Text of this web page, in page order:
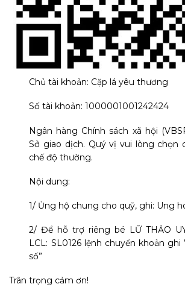
Chủ tài khoản: Cặp lá yêu thương
Số tài khoản: 1000001001242424
Ngân hàng Chính sách xã hội
Sở giao dịch. Quý vị vui lòng chọn
chế độ thường.
Nội dung:
1/ Ủng hộ chung cho quỹ, ghi: Ung
2/ Để hỗ trợ riêng bé LỮ THẢO
LCL: SL0126 lệnh chuyển khoản
số”
Trân trọng cảm ơn!